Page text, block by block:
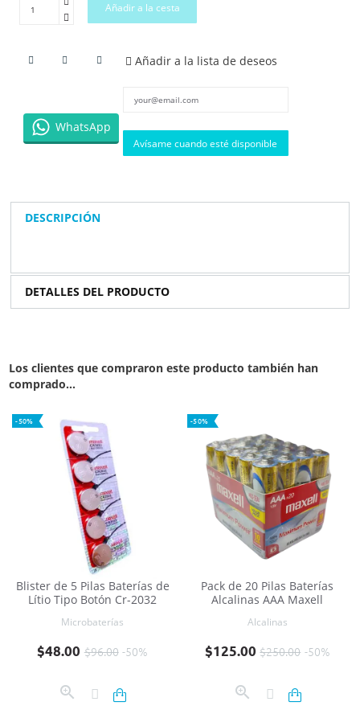
Añadir a la cesta
Añadir a la lista de deseos
WhatsApp
Avísame cuando esté disponible
DESCRIPCIÓN
DETALLES DEL PRODUCTO
Los clientes que compraron este producto también han
comprado...
-50%
Blister de 5 Pilas Baterías de
Lítio Tipo Botón Cr-2032
Microbaterías
Precio base$96.00 -50%
Precio
$48.00
-50%
Pack de 20 Pilas Baterías
Alcalinas AAA Maxell
Alcalinas
Precio base$250.00 -50%
Precio
$125.00